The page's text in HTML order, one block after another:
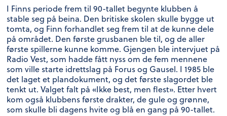
I Finns periode frem til 90-tallet begynte klubben å
stable seg på beina. Den britiske skolen skulle bygge ut
tomta, og Finn forhandlet seg frem til at de kunne dele
på området. Den første grusbanen ble til, og de aller
første spillerne kunne komme. Gjengen ble intervjuet på
Radio Vest, som hadde fått nyss om de fem mennene
som ville starte idrettslag på Forus og Gausel. I 1985 ble
det laget et plandokument, og det første slagordet ble
tenkt ut. Valget falt på «Ikke best, men flest». Etter hvert
kom også klubbens første drakter, de gule og grønne,
som skulle bli dagens hvite og blå en gang på 90-tallet.